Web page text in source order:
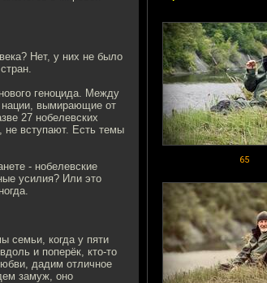
65
Нет, у них не было
геноцида. Между
нации, вымирающие от
27 нобелевских
не вступают. Есть темы
- нобелевские
усилия? Или это
семьи, когда у пяти
и поперёк, кто-то
дадим отличное
замуж, оно